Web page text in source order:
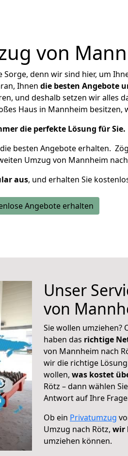
von
denn wir sind hier, um
Ihnen die besten Angebote
und deshalb setzen wir alles
Haus in Mannheim besitzen,
die perfekte Lösung für Sie.
besten Angebote erhalten.
Umzug von Mannheim
aus, und erhalten Sie
Angebote erhalten
Unser
von
Sie wollen umziehen?
haben das richtige
von Mannheim nach
wir die richtige
wollen, was kostet
Rötz – dann wählen
Antwort auf Ihre
Ob ein Privatumzug
Umzug nach Rötz, wir
umziehen können.